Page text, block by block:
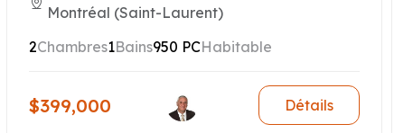
Montréal (Saint-Laurent)
2Chambres1Bains950 PCHabitable
$399,000 Détails